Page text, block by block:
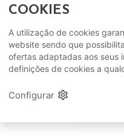
SUGERIDOS
EM DESTAQUE
COOKIES
A utilização de cookies
website sendo que
ofertas adaptadas aos seus
definições de cookies a
Configurar settings